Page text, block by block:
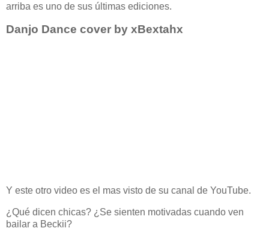
arriba es uno de sus últimas ediciones.
Danjo Dance cover by xBextahx
Y este otro video es el mas visto de su canal de YouTube.
¿Qué dicen chicas? ¿Se sienten motivadas cuando ven
bailar a Beckii?